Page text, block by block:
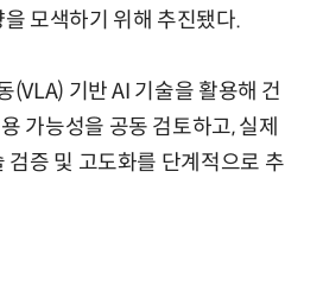
모색하기 위해 추진됐다.
(VLA) 기반 AI 기술을 활용해 건
가능성을 공동 검토하고, 실제
검증 및 고도화를 단계적으로 추